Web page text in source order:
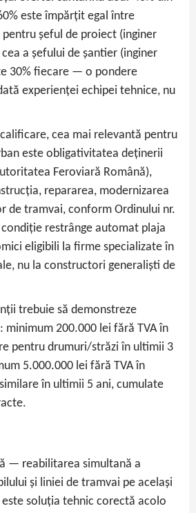
este împărțit egal între
șeful de proiect (inginer
a șefului de șantier (inginer
30% fiecare — o pondere
experienței echipei tehnice, nu
cea mai relevantă pentru
este obligativitatea deținerii
Feroviară Română),
repararea, modernizarea
de tramvai, conform Ordinului nr.
restrânge automat plaja
eligibili la firme specializate în
nu la constructori generaliști de
trebuie să demonstreze
minimum 200.000 lei fără TVA în
pentru drumuri/străzi în ultimii 3
5.000.000 lei fără TVA în
în ultimii 5 ani, cumulate
— reabilitarea simultană a
și liniei de tramvai pe același
soluția tehnic corectă acolo